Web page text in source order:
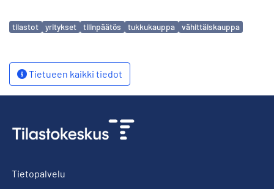
Avainsanat
tilastot yritykset tilinpäätös tukkukauppa vähittäiskauppa
Tietueen kaikki tiedot
Tietopalvelu